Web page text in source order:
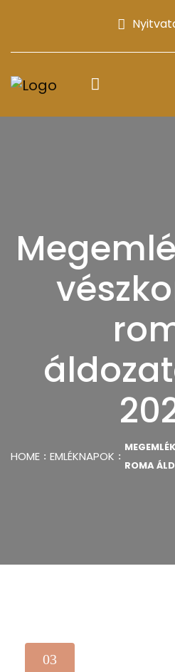
HOME EMLÉKNAPOK
ROMA
03